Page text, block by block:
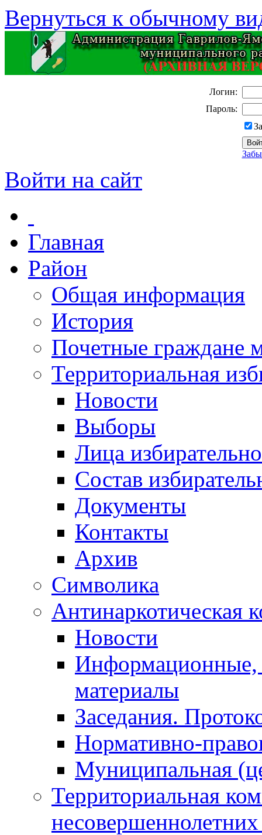
Вернуться к обычному
Логин:
Пароль:
Войти на сайт
Главная
Район
Общая информация
История
Почетные граждане
Территориальная
Новости
Выборы
Лица
Состав
Документы
Контакты
Архив
Символика
Антинаркотическая
Новости
Информационные,
материалы
Заседания.
Нормативно-
Муниципальная
Территориальная